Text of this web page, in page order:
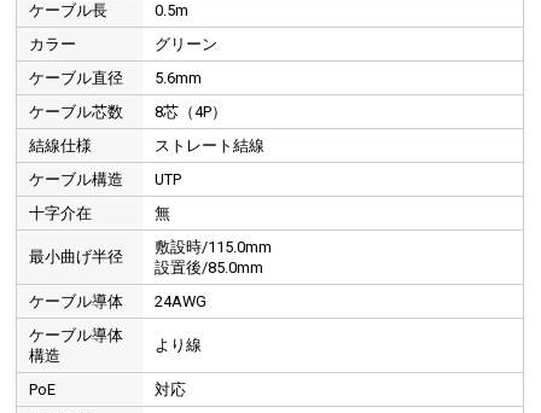
ケーブル長
0.5m
カラー
グリーン
ケーブル直径
5.6mm
ケーブル芯数
8芯（4P）
結線仕様
ストレート結線
ケーブル構造
UTP
十字介在
無
最小曲げ半径
敷設時/115.0mm
設置後/85.0mm
ケーブル導体
24AWG
ケーブル導体
構造
より線
PoE
対応